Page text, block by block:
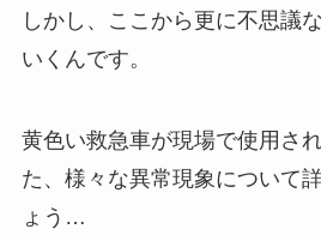
しかし、ここから更に不思議
いくんです。
黄色い救急車が現場で使用さ
た、様々な異常現象について
ょう…